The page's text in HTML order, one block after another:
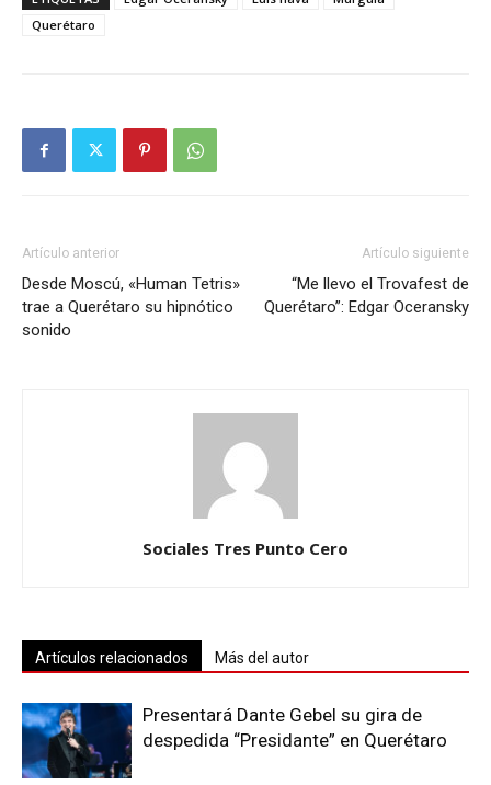
Querétaro
Artículo anterior
Desde Moscú, «Human Tetris»
trae a Querétaro su hipnótico
sonido
Artículo siguiente
“Me llevo el Trovafest de
Querétaro”: Edgar Oceransky
Sociales Tres Punto Cero
Artículos relacionados Más del autor
Presentará Dante Gebel su gira de
despedida “Presidante” en Querétaro